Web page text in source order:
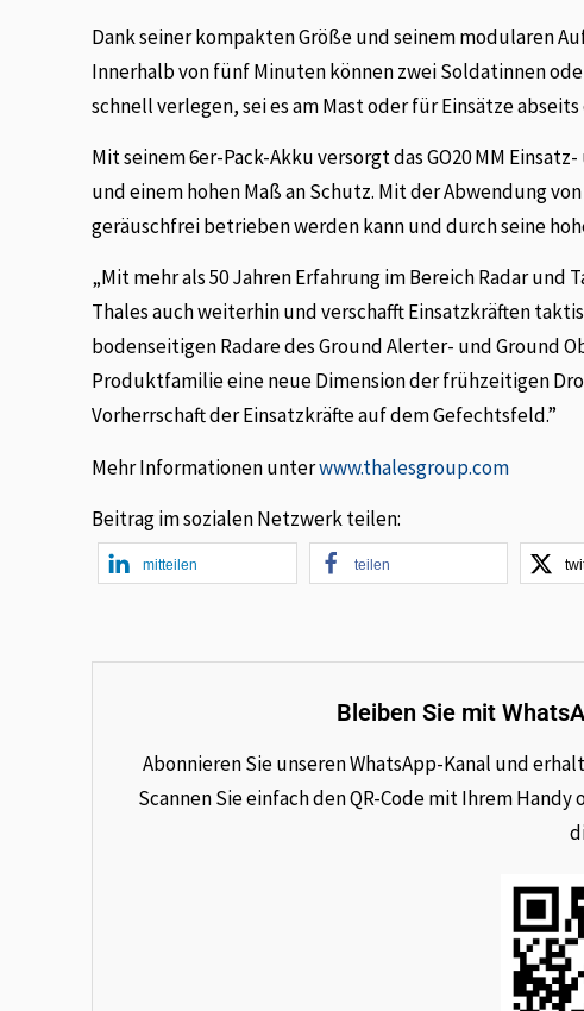
Dank seiner kompakten Größe und seinem modularen
Innerhalb von fünf Minuten können zwei Soldatinnen
schnell verlegen, sei es am Mast oder für Einsätze abseits
Mit seinem 6er-Pack-Akku versorgt das GO20 MM
und einem hohen Maß an Schutz. Mit der Abwendung
geräuschfrei betrieben werden kann und durch seine
„Mit mehr als 50 Jahren Erfahrung im Bereich Radar
Thales auch weiterhin und verschafft Einsatzkräften
bodenseitigen Radare des Ground Alerter- und Ground
Produktfamilie eine neue Dimension der frühzeitigen
Vorherrschaft der Einsatzkräfte auf dem Gefechtsfeld.”
Mehr Informationen unterwww.thalesgroup.com
Beitrag im sozialen Netzwerk teilen:
mitteilen teilen
Bleiben Sie mit
Abonnieren Sie unseren WhatsApp-Kanal und
Scannen Sie einfach den QR-Code mit Ihrem